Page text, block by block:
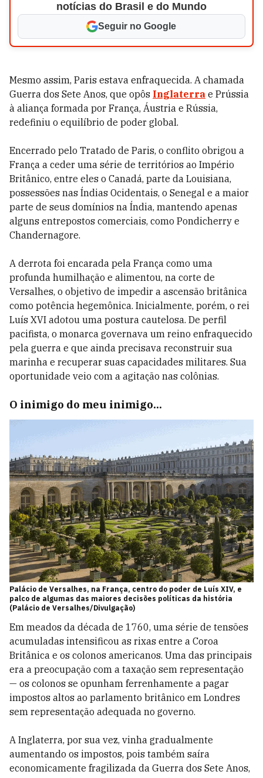
notícias do Brasil e do Mundo
Seguir no Google
Mesmo assim, Paris estava enfraquecida. A chamada
Guerra dos Sete Anos, que opôs Inglaterra e Prússia
à aliança formada por França, Áustria e Rússia,
redefiniu o equilíbrio de poder global.
Encerrado pelo Tratado de Paris, o conflito obrigou a
França a ceder uma série de territórios ao Império
Britânico, entre eles o Canadá, parte da Louisiana,
possessões nas Índias Ocidentais, o Senegal e a maior
parte de seus domínios na Índia, mantendo apenas
alguns entrepostos comerciais, como Pondicherry e
Chandernagore.
A derrota foi encarada pela França como uma
profunda humilhação e alimentou, na corte de
Versalhes, o objetivo de impedir a ascensão britânica
como potência hegemônica. Inicialmente, porém, o rei
Luís XVI adotou uma postura cautelosa. De perfil
pacifista, o monarca governava um reino enfraquecido
pela guerra e que ainda precisava reconstruir sua
marinha e recuperar suas capacidades militares. Sua
oportunidade veio com a agitação nas colônias.
O inimigo do meu inimigo...
Palácio de Versalhes, na França, centro do poder de Luís XIV, e
palco de algumas das maiores decisões políticas da história
(Palácio de Versalhes/Divulgação)
Em meados da década de 1760, uma série de tensões
acumuladas intensificou as rixas entre a Coroa
Britânica e os colonos americanos. Uma das principais
era a preocupação com a taxação sem representação
— os colonos se opunham ferrenhamente a pagar
impostos altos ao parlamento britânico em Londres
sem representação adequada no governo.
A Inglaterra, por sua vez, vinha gradualmente
aumentando os impostos, pois também saíra
economicamente fragilizada da Guerra dos Sete Anos,